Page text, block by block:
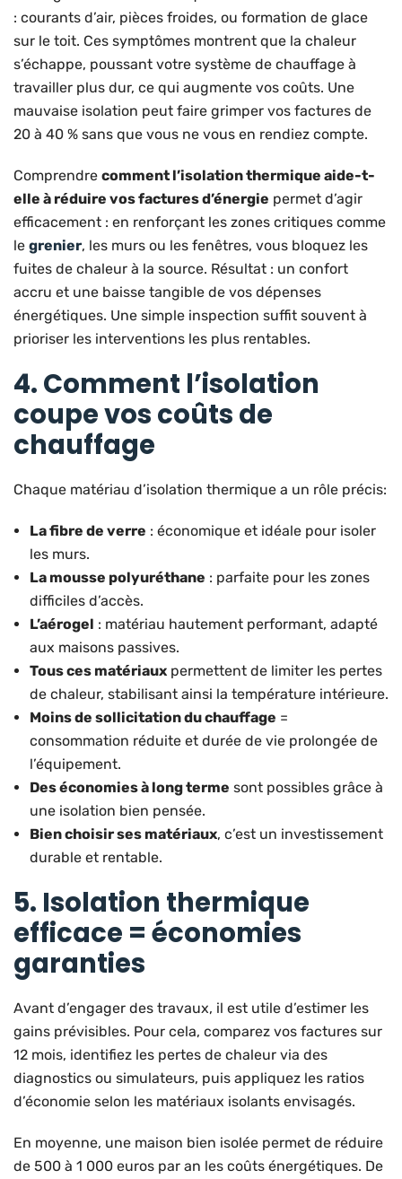
: courants d’air, pièces froides, ou formation de glace
sur le toit. Ces symptômes montrent que la chaleur
s’échappe, poussant votre système de chauffage à
travailler plus dur, ce qui augmente vos coûts. Une
mauvaise isolation peut faire grimper vos factures de
20 à 40 % sans que vous ne vous en rendiez compte.
Comprendre comment l’isolation thermique aide-t-
elle à réduire vos factures d’énergie permet d’agir
efficacement : en renforçant les zones critiques comme
le grenier, les murs ou les fenêtres, vous bloquez les
fuites de chaleur à la source. Résultat : un confort
accru et une baisse tangible de vos dépenses
énergétiques. Une simple inspection suffit souvent à
prioriser les interventions les plus rentables.
4. Comment l’isolation
coupe vos coûts de
chauffage
Chaque matériau d’isolation thermique a un rôle précis:
La fibre de verre : économique et idéale pour isoler
les murs.
La mousse polyuréthane : parfaite pour les zones
difficiles d’accès.
L’aérogel : matériau hautement performant, adapté
aux maisons passives.
Tous ces matériaux permettent de limiter les pertes
de chaleur, stabilisant ainsi la température intérieure.
Moins de sollicitation du chauffage =
consommation réduite et durée de vie prolongée de
l’équipement.
Des économies à long terme sont possibles grâce à
une isolation bien pensée.
Bien choisir ses matériaux, c’est un investissement
durable et rentable.
5. Isolation thermique
efficace = économies
garanties
Avant d’engager des travaux, il est utile d’estimer les
gains prévisibles. Pour cela, comparez vos factures sur
12 mois, identifiez les pertes de chaleur via des
diagnostics ou simulateurs, puis appliquez les ratios
d’économie selon les matériaux isolants envisagés.
En moyenne, une maison bien isolée permet de réduire
de 500 à 1 000 euros par an les coûts énergétiques. De